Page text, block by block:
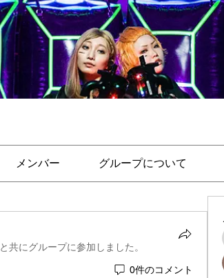
メンバー グループについて
と共にグループに参加しました 。
0件のコメント